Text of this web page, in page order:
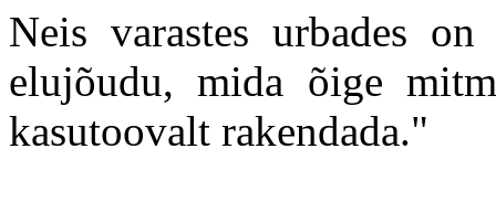
Neis varastes urbades
elujõudu, mida õige
kasutoovalt rakendada."